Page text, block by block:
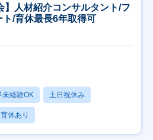
】人材紹介コンサルタント/フ
/育休最長6年取得可
未経験OK 土日祝休み
休あり